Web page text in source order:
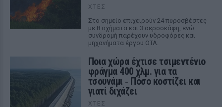
ΧΤΕΣ
Στο σημείο επιχειρούν 24 πυροσβέστες
με 8 οχήματα και 3 αεροσκάφη, ενώ
συνδρομή παρέχουν υδροφόρες και
μηχανήματα έργου ΟΤΑ.
Ποια χώρα έχτισε τσιμεντένιο
φράγμα 400 χλμ. για τα
τσουνάμι ‑ Πόσο κοστίζει και
γιατί διχάζει
ΧΤΕΣ